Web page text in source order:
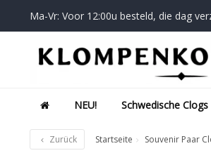
Ma-Vr: Voor 12:00u besteld, die dag
NEU! Schwedische Clogs
Zurück Startseite Souvenir Paar